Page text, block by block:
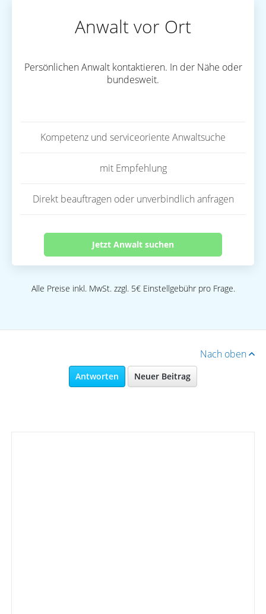
Anwalt vor Ort
Persönlichen Anwalt kontaktieren. In der Nähe oder
bundesweit.
Kompetenz und serviceoriente Anwaltsuche
mit Empfehlung
Direkt beauftragen oder unverbindlich anfragen
Jetzt Anwalt suchen
Alle Preise inkl. MwSt. zzgl. 5€ Einstellgebühr pro Frage.
Nach oben
Antworten Neuer Beitrag